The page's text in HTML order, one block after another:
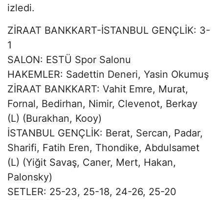
izledi.
ZİRAAT BANKKART-İSTANBUL GENÇLİK: 3-
1
SALON: ESTÜ Spor Salonu
HAKEMLER: Sadettin Deneri, Yasin Okumuş
ZİRAAT BANKKART: Vahit Emre, Murat,
Fornal, Bedirhan, Nimir, Clevenot, Berkay
(L) (Burakhan, Kooy)
İSTANBUL GENÇLİK: Berat, Sercan, Padar,
Sharifi, Fatih Eren, Thondike, Abdulsamet
(L) (Yiğit Savaş, Caner, Mert, Hakan,
Palonsky)
SETLER: 25-23, 25-18, 24-26, 25-20